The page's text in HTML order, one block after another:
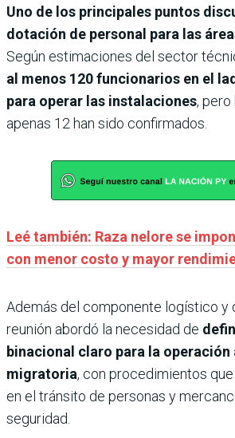
Uno de los principales puntos
dotación de personal para las
Según estimaciones del sector
al menos 120 funcionarios en el
para operar las instalaciones, pero
apenas 12 han sido confirmados.
Leé también: Raza nelore se
con menor costo y mayor
Además del componente logístico y
reunión abordó la necesidad de
binacional claro para la operación
migratoria, con procedimientos
en el tránsito de personas y
seguridad.